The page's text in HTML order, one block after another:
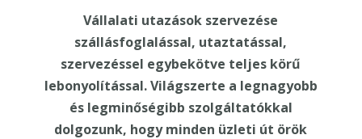
Vállalati utazások szervezése
szállásfoglalással, utaztatással,
szervezéssel egybekötve teljes körű
lebonyolítással. Világszerte a legnagyobb
és legminőségibb szolgáltatókkal
dolgozunk, hogy minden üzleti út örök